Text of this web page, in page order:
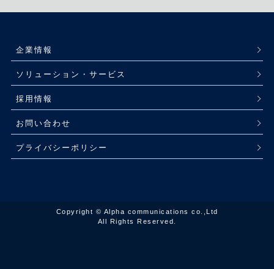
企業情報
ソリューション・サービス
採用情報
お問い合わせ
プライバシーポリシー
Copyright © Alpha communications co.,Ltd
All Rights Reserved.